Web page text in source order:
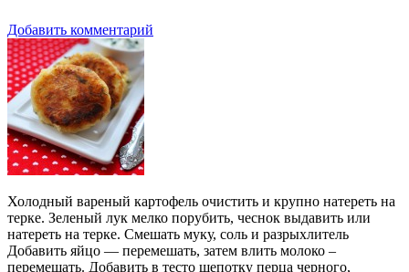
Добавить комментарий
Холодный вареный картофель очистить и крупно натереть на
терке. Зеленый лук мелко порубить, чеснок выдавить или
натереть на терке. Смешать муку, соль и разрыхлитель
Добавить яйцо — перемешать, затем влить молоко –
перемешать. Добавить в тесто щепотку перца черного,